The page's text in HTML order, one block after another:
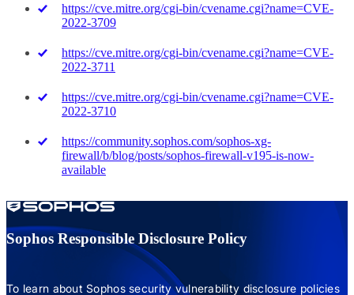
https://cve.mitre.org/cgi-bin/cvename.cgi?name=CVE-
2022-3709
https://cve.mitre.org/cgi-bin/cvename.cgi?name=CVE-
2022-3711
https://cve.mitre.org/cgi-bin/cvename.cgi?name=CVE-
2022-3710
https://community.sophos.com/sophos-xg-
firewall/b/blog/posts/sophos-firewall-v195-is-now-
available
Sophos Responsible Disclosure Policy
To learn about Sophos security vulnerability disclosure policies